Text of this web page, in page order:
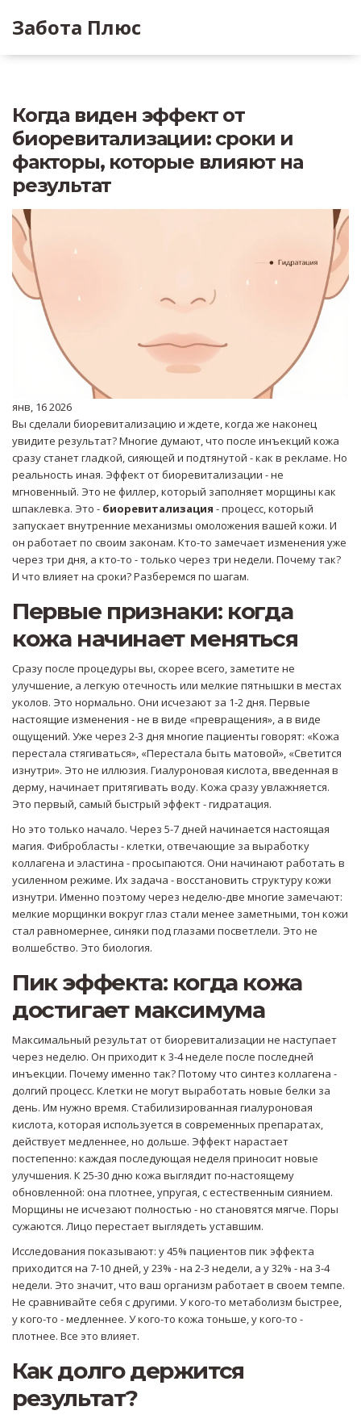
Забота Плюс
Когда виден эффект от
биоревитализации: сроки и
факторы, которые влияют на
результат
янв, 16 2026
Вы сделали биоревитализацию и ждете, когда же наконец
увидите результат? Многие думают, что после инъекций кожа
сразу станет гладкой, сияющей и подтянутой - как в рекламе. Но
реальность иная. Эффект от биоревитализации - не
мгновенный. Это не филлер, который заполняет морщины как
шпаклевка. Это - биоревитализация - процесс, который
запускает внутренние механизмы омоложения вашей кожи. И
он работает по своим законам. Кто-то замечает изменения уже
через три дня, а кто-то - только через три недели. Почему так?
И что влияет на сроки? Разберемся по шагам.
Первые признаки: когда
кожа начинает меняться
Сразу после процедуры вы, скорее всего, заметите не
улучшение, а легкую отечность или мелкие пятнышки в местах
уколов. Это нормально. Они исчезают за 1-2 дня. Первые
настоящие изменения - не в виде «превращения», а в виде
ощущений. Уже через 2-3 дня многие пациенты говорят: «Кожа
перестала стягиваться», «Перестала быть матовой», «Светится
изнутри». Это не иллюзия. Гиалуроновая кислота, введенная в
дерму, начинает притягивать воду. Кожа сразу увлажняется.
Это первый, самый быстрый эффект - гидратация.
Но это только начало. Через 5-7 дней начинается настоящая
магия. Фибробласты - клетки, отвечающие за выработку
коллагена и эластина - просыпаются. Они начинают работать в
усиленном режиме. Их задача - восстановить структуру кожи
изнутри. Именно поэтому через неделю-две многие замечают:
мелкие морщинки вокруг глаз стали менее заметными, тон кожи
стал равномернее, синяки под глазами посветлели. Это не
волшебство. Это биология.
Пик эффекта: когда кожа
достигает максимума
Максимальный результат от биоревитализации не наступает
через неделю. Он приходит к 3-4 неделе после последней
инъекции. Почему именно так? Потому что синтез коллагена -
долгий процесс. Клетки не могут выработать новые белки за
день. Им нужно время. Стабилизированная гиалуроновая
кислота, которая используется в современных препаратах,
действует медленнее, но дольше. Эффект нарастает
постепенно: каждая последующая неделя приносит новые
улучшения. К 25-30 дню кожа выглядит по-настоящему
обновленной: она плотнее, упругая, с естественным сиянием.
Морщины не исчезают полностью - но становятся мягче. Поры
сужаются. Лицо перестает выглядеть уставшим.
Исследования показывают: у 45% пациентов пик эффекта
приходится на 7-10 дней, у 23% - на 2-3 недели, а у 32% - на 3-4
недели. Это значит, что ваш организм работает в своем темпе.
Не сравнивайте себя с другими. У кого-то метаболизм быстрее,
у кого-то - медленнее. У кого-то кожа тоньше, у кого-то -
плотнее. Все это влияет.
Как долго держится
результат?